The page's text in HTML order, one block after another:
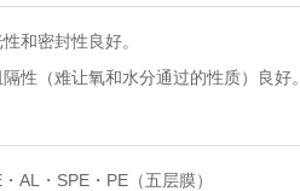
和密封性良好。
性（难让氧和水分通过的性质）良好。
AL・SPE・PE（五层膜）